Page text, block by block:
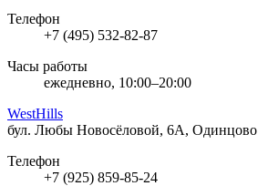
Телефон
+7 (495) 532-82-87
Часы работы
ежедневно, 10:00–20:00
WestHills
бул. Любы Новосёловой, 6А, Одинцово
Телефон
+7 (925) 859-85-24